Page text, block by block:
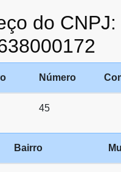
do CNPJ:
Número
45
Bairro